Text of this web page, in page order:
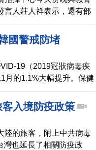
言人莊人祥表示，還有部
布。
國警戒防堵
19（2019冠狀病毒疾
月的1.1%大幅提升。保健
，須全力防堵中國疫情波
入境防疫政策
陸的旅客，附上中共病毒
灣也延長了相關防疫政